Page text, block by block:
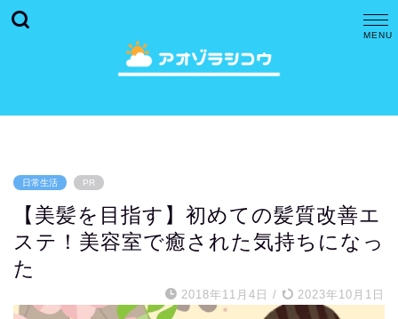
日常生活 PR
【美髪を目指す】初めての髪質改善エ
ステ！美容室で癒された気持ちになっ
た
2018年11月4日 / 2023年10月1日